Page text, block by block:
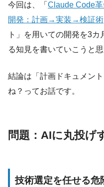
今回は、「 Claude Code
開発：計画→実装→検証術
ト」を用いての開発を3
る知見を書いていこうと思
結論は「計画ドキュメン
ね？ってお話です。
問題：AIに丸投げ
技術選定を任せる危